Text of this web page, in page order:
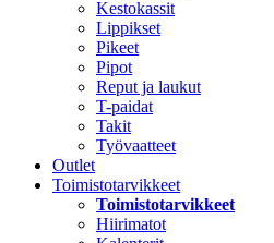
Kestokassit
Lippikset
Pikeet
Pipot
Reput ja laukut
T-paidat
Takit
Työvaatteet
Outlet
Toimistotarvikkeet
Toimistotarvikkeet
Hiirimatot